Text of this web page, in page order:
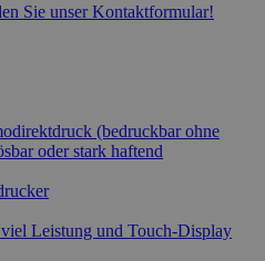
Sie unser Kontaktformular!
(bedruckbar ohne
oder stark haftend
Leistung und Touch-Display